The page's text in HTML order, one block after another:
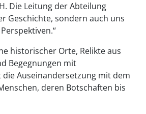
Die Leitung der Abteilung
Geschichte, sondern auch uns
historischer Orte, Relikte aus
Begegnungen mit
Auseinandersetzung mit dem
deren Botschaften bis